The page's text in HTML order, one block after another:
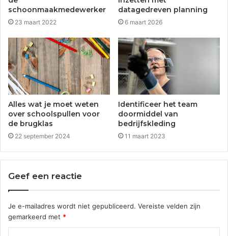
schoonmaakmedewerker
23 maart 2022
datagedreven planning
6 maart 2026
Alles wat je moet weten
over schoolspullen voor
de brugklas
22 september 2024
Identificeer het team
doormiddel van
bedrijfskleding
11 maart 2023
Geef een reactie
Je e-mailadres wordt niet gepubliceerd. Vereiste velden zijn
gemarkeerd met *